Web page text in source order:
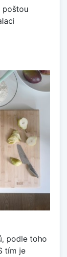
poštou
podle toho
tím je